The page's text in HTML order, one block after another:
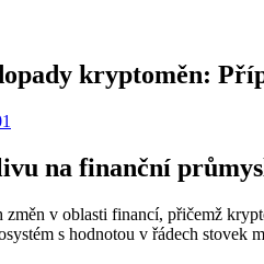
kryptoměn:
na finanční
v oblasti financí, přičemž
s hodnotou v řádech